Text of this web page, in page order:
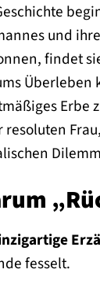
und
findet
Überleben
Erbe
resoluten
fesselt.